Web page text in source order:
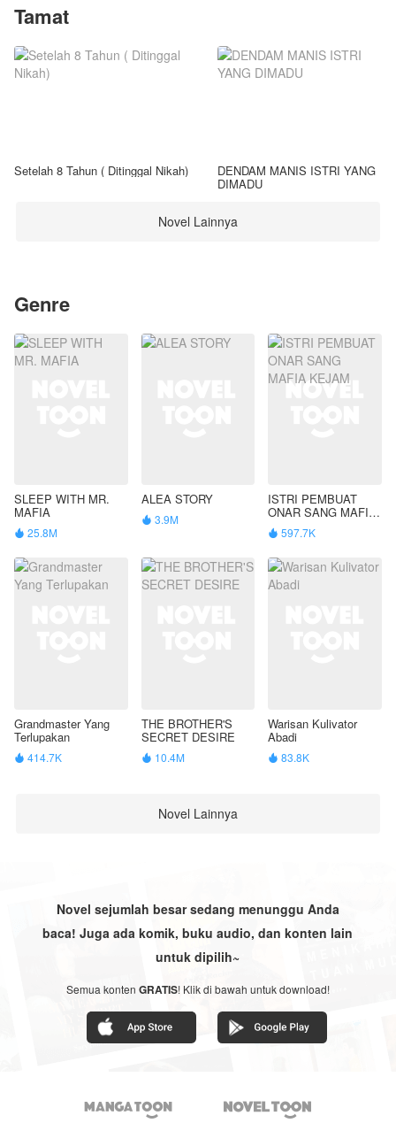
Tamat
Setelah 8 Tahun ( Ditinggal Nikah) DENDAM MANIS ISTRI YANG
DIMADU
Novel Lainnya
Genre
SLEEP WITH MR.
MAFIA
 25.8M
ALEA STORY
 3.9M
ISTRI PEMBUAT
ONAR SANG MAFIA
KEJAM
 597.7K
Grandmaster Yang
Terlupakan
 414.7K
THE BROTHER'S
SECRET DESIRE
 10.4M
Warisan Kulivator
Abadi
 83.8K
Novel Lainnya
Novel sejumlah besar sedang menunggu Anda
baca! Juga ada komik, buku audio, dan konten lain
untuk dipilih~
Semua konten GRATIS! Klik di bawah untuk download!
 